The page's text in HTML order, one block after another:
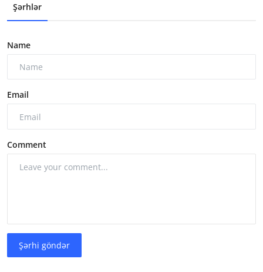
Şərhlər
Name
Email
Comment
Şərhi göndər